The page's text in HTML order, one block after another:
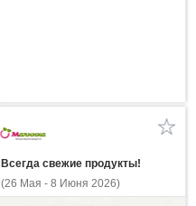
Всегда свежие продукты!
(26 Мая - 8 Июня 2026)